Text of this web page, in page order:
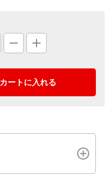
カートに入れる